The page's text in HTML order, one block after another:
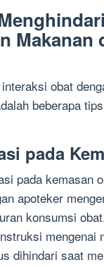
Makanan
obat
beberapa
pada
pada kemasan
apoteker
konsumsi
mengenai
dihindari saat